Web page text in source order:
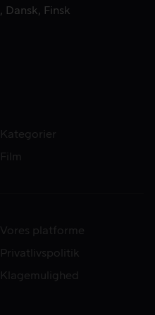
Dansk Finsk
Kategorier
Film
Vores platforme
Privatlivspolitik
Klagemulighed